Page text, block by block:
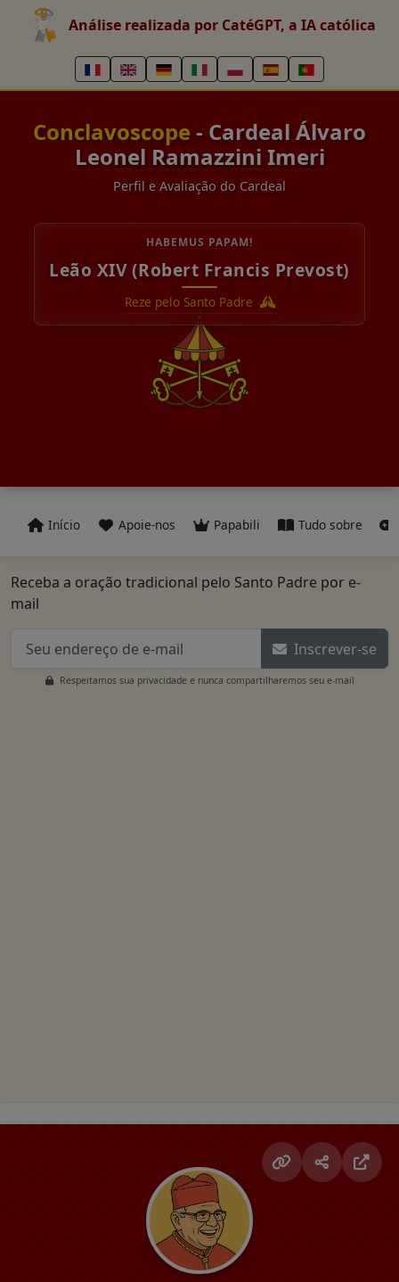
Análise realizada por CatéGPT, a IA católica
Conclavoscope - Cardeal Álvaro
Leonel Ramazzini Imeri
Perfil e Avaliação do Cardeal
HABEMUS PAPAM!
Leão XIV (Robert Francis Prevost)
Reze pelo Santo Padre
Início Apoie-nos Papabili Tudo sobre
Receba a oração tradicional pelo Santo Padre por e-
mail
Inscrever-se
Respeitamos sua privacidade e nunca compartilharemos seu e-mail